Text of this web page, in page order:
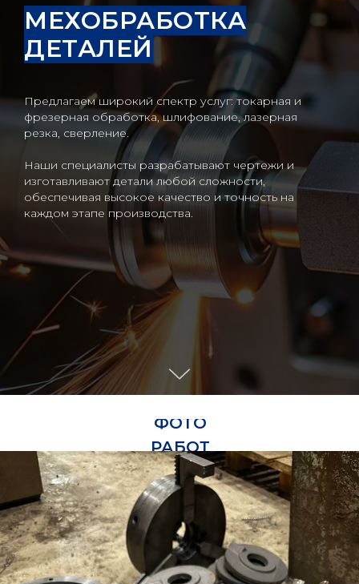
МЕХОБРАБОТКА
ДЕТАЛЕЙ
Предлагаем широкий спектр услуг: токарная и
фрезерная обработка, шлифование, лазерная
резка, сверление.
Наши специалисты разрабатывают чертежи и
изготавливают детали любой сложности,
обеспечивая высокое качество и точность на
каждом этапе производства.
ФОТО
РАБОТ